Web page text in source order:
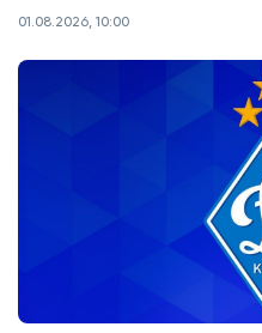
01.08.2026, 10:00